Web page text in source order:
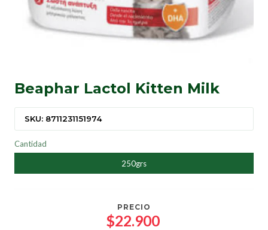
Beaphar Lactol Kitten Milk
SKU: 8711231151974
Cantidad
250grs
PRECIO
$22.900